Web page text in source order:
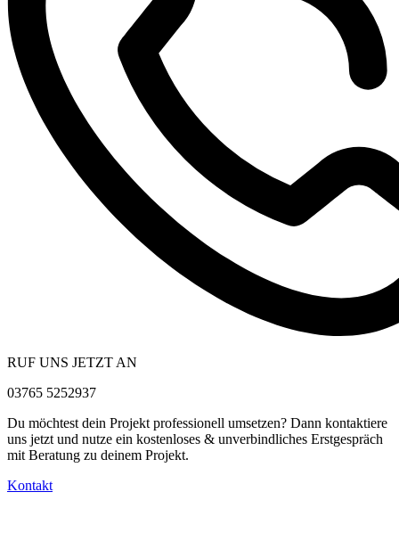
RUF UNS JETZT AN
03765 5252937
Du möchtest dein Projekt professionell umsetzen? Dann kontaktiere
uns jetzt und nutze ein kostenloses & unverbindliches Erstgespräch
mit Beratung zu deinem Projekt.
Kontakt